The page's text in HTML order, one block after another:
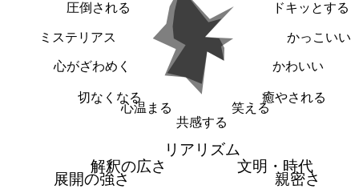
ドキッとする
かっこいい
かわいい
癒やされる
笑える
共感する
心温まる
切なくなる
心がざわめく
ミステリアス
圧倒される
リアリズム
文明・時代
親密さ
展開の強さ
解釈の広さ